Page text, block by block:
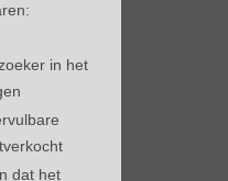
in het
dat het